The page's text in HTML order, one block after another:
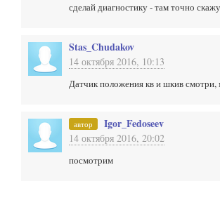
сделай диагностику - там точно
Stas_Chudakov
14 октября 2016, 10:13
Датчик положения кв и шкив
автор Igor_Fedoseev
14 октября 2016, 20:02
посмотрим